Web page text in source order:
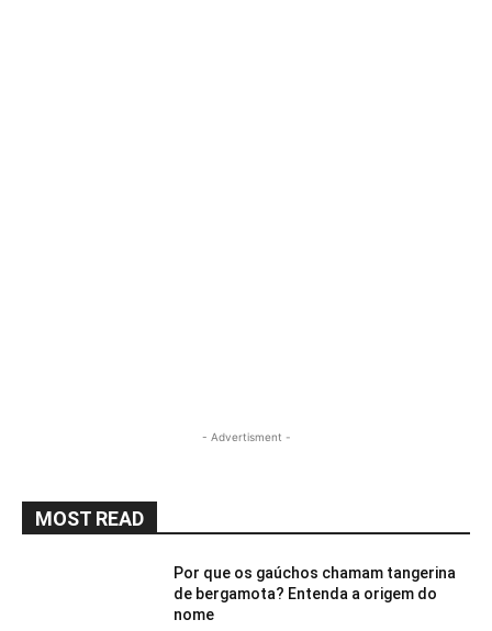
- Advertisment -
MOST READ
Por que os gaúchos chamam tangerina
de bergamota? Entenda a origem do
nome